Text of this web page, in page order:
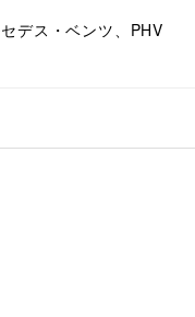
デス・ベンツ、PHV